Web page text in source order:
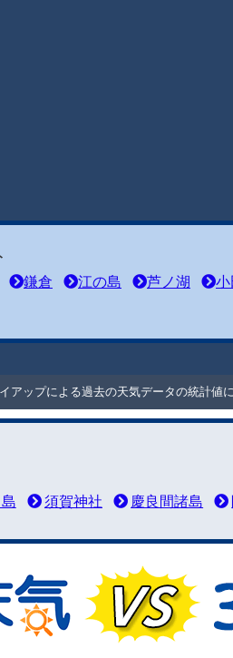
鎌倉 江の島 芦ノ湖 小
ップによる過去の天気データの統計値に
須賀神社 慶良間諸島